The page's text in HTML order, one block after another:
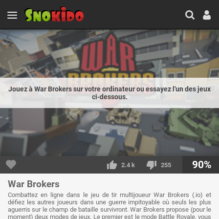
Jouez à War Brokers sur votre ordinateur ou essayez l'un des jeux
ci-dessous.
2.4 k 255 90%
War Brokers
Combattez en ligne dans le jeu de tir multijoueur War Brokers (.io) et
défiez les autres joueurs dans une guerre impitoyable où seuls les plus
aguerris sur le champ de bataille survivront. War Brokers propose (pour le
moment) deux modes de jeux. Le premier est le mode Battle Royale, vous